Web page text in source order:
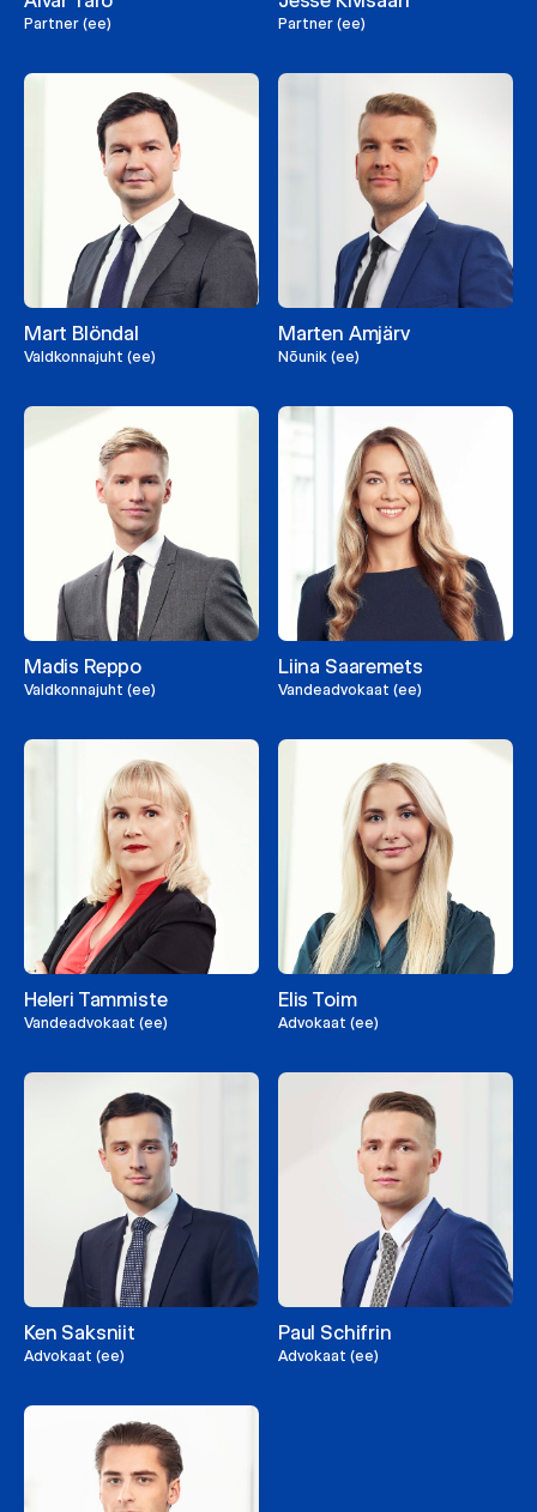
Partner (ee) Partner (ee)
Mart Blöndal
Valdkonnajuht (ee)
Marten Amjärv
Nõunik (ee)
Madis Reppo
Valdkonnajuht (ee)
Liina Saaremets
Vandeadvokaat (ee)
Heleri Tammiste
Vandeadvokaat (ee)
Elis Toim
Advokaat (ee)
Ken Saksniit
Advokaat (ee)
Paul Schifrin
Advokaat (ee)